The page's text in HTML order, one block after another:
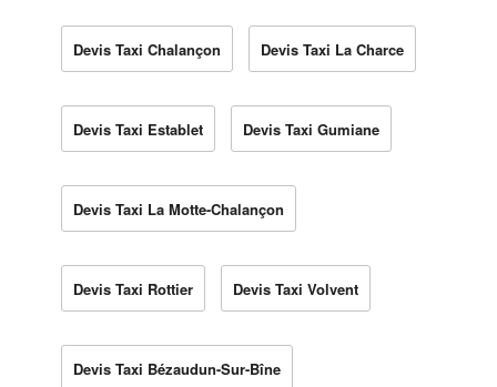
Devis Taxi Chalançon Devis Taxi La Charce
Devis Taxi Establet Devis Taxi Gumiane
Devis Taxi La Motte-Chalançon
Devis Taxi Rottier Devis Taxi Volvent
Devis Taxi Bézaudun-Sur-Bîne